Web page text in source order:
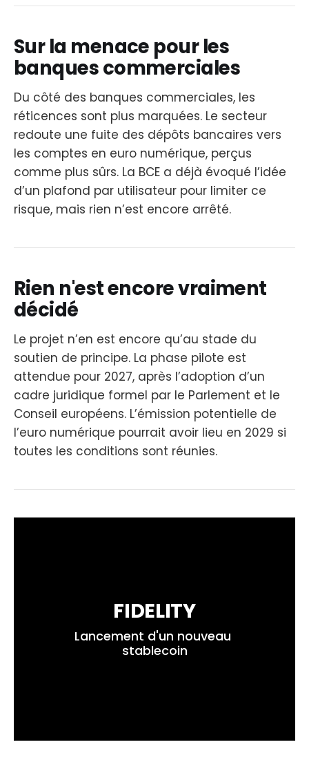
Sur la menace pour les
banques commerciales
Du côté des banques commerciales, les
réticences sont plus marquées. Le secteur
redoute une fuite des dépôts bancaires vers
les comptes en euro numérique, perçus
comme plus sûrs. La BCE a déjà évoqué l’idée
d’un plafond par utilisateur pour limiter ce
risque, mais rien n’est encore arrêté.
Rien n'est encore vraiment
décidé
Le projet n’en est encore qu’au stade du
soutien de principe. La phase pilote est
attendue pour 2027, après l’adoption d’un
cadre juridique formel par le Parlement et le
Conseil européens. L’émission potentielle de
l’euro numérique pourrait avoir lieu en 2029 si
toutes les conditions sont réunies.
FIDELITY
Lancement d'un nouveau
stablecoin